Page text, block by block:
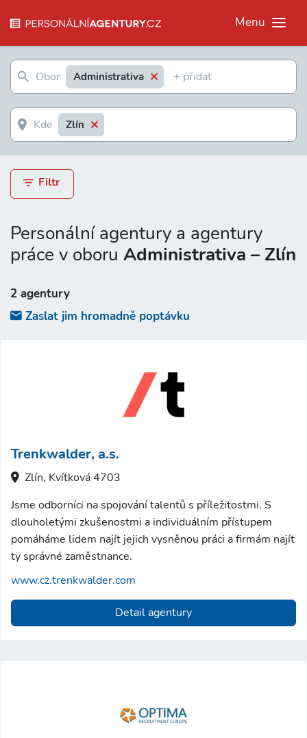
Menu
Administrativa
Zlín
Filtr
Personální agentury a agentury
práce v oboru Administrativa – Zlín
2 agentury
Zaslat jim hromadně poptávku
Trenkwalder, a.s.
Zlín, Kvítková 4703
Jsme odborníci na spojování talentů s příležitostmi. S
dlouholetými zkušenostmi a individuálním přístupem
pomáháme lidem najít jejich vysněnou práci a firmám najít
ty správné zaměstnance.
www.cz.trenkwalder.com
Detail agentury